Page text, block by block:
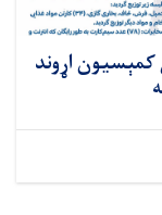
اړوند